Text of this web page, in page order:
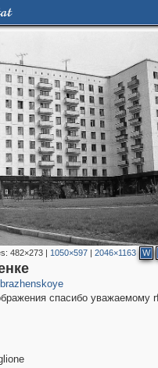
482×273 | 1050×597 |2046×1163 W
55
спасибо уважаемому